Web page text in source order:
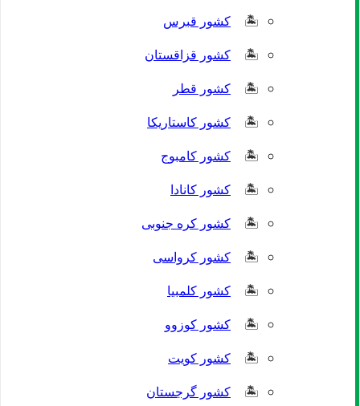
کشور قبرس
کشور قزاقستان
کشور قطر
کشور کاستاریکا
کشور کامبوج
کشور کانادا
کشور کره جنوبی
کشور کرواسی
کشور کلمبیا
کشور کوزوو
کشور کویت
کشور گرجستان